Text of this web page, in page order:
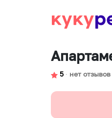
5 ∙ нет отзывов